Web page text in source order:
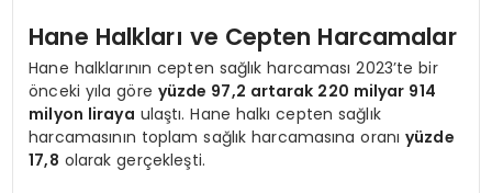
Hane Halkları ve Cepten Harcamalar
Hane halklarının cepten sağlık harcaması 2023’te bir
önceki yıla göre yüzde 97,2 artarak 220 milyar 914
milyon liraya ulaştı. Hane halkı cepten sağlık
harcamasının toplam sağlık harcamasına oranıyüzde
17,8 olarak gerçekleşti.